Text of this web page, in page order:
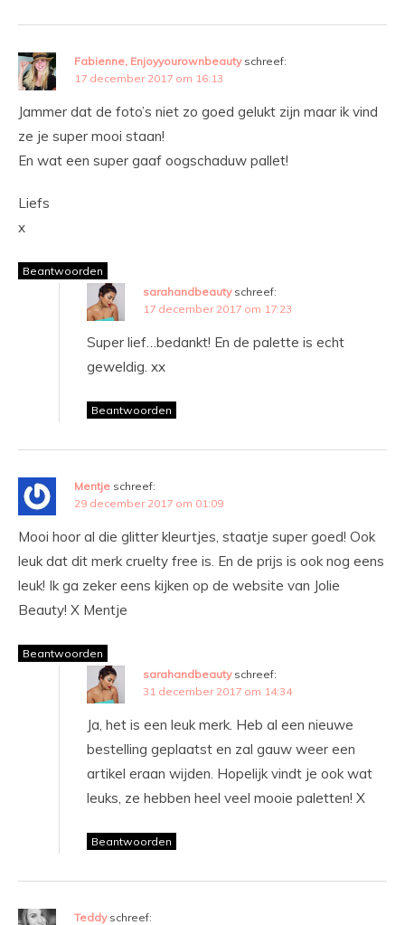
Fabienne, Enjoyyourownbeauty schreef:
17 december 2017 om 16:13
Jammer dat de foto’s niet zo goed gelukt zijn maar ik vind
ze je super mooi staan!
En wat een super gaaf oogschaduw pallet!
Liefs
x
Beantwoorden
sarahandbeauty schreef:
17 december 2017 om 17:23
Super lief…bedankt! En de palette is echt
geweldig. xx
Beantwoorden
Mentje schreef:
29 december 2017 om 01:09
Mooi hoor al die glitter kleurtjes, staatje super goed! Ook
leuk dat dit merk cruelty free is. En de prijs is ook nog eens
leuk! Ik ga zeker eens kijken op de website van Jolie
Beauty! X Mentje
Beantwoorden
sarahandbeauty schreef:
31 december 2017 om 14:34
Ja, het is een leuk merk. Heb al een nieuwe
bestelling geplaatst en zal gauw weer een
artikel eraan wijden. Hopelijk vindt je ook wat
leuks, ze hebben heel veel mooie paletten! X
Beantwoorden
Teddy schreef: